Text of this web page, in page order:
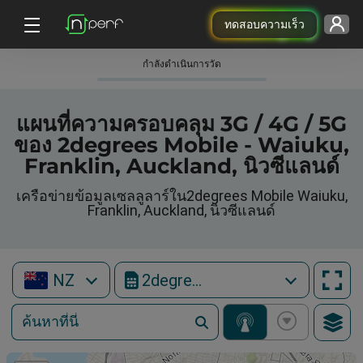
ทดสอบความเร็ว
กําลังดําเนินการวัด
แผนที่ความครอบคลุม 3G / 4G / 5G
ของ 2degrees Mobile - Waiuku,
Franklin, Auckland, นิวซีแลนด์
เครือข่ายข้อมูลเซลลูลาร์ใน2degrees Mobile Waiuku,
Franklin, Auckland, นิวซีแลนด์
NZ 2degrees Mobile